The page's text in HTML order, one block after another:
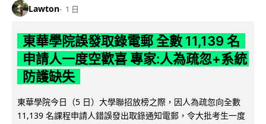
Lawton 1 日
東華學院誤發取錄電郵 全數 11,139 名
申請人一度空歡喜 專家:人為疏忽+系統
防護缺失
東華學院今日（5 日）大學聯招放榜之際，因人為疏忽向全數
11,139 名課程申請人錯誤發出取錄通知電郵，令大批考生一度